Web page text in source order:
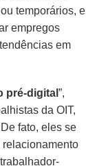
temporários, e
empregos
em
pré-digital”,
da OIT,
De fato, eles se
relacionamento